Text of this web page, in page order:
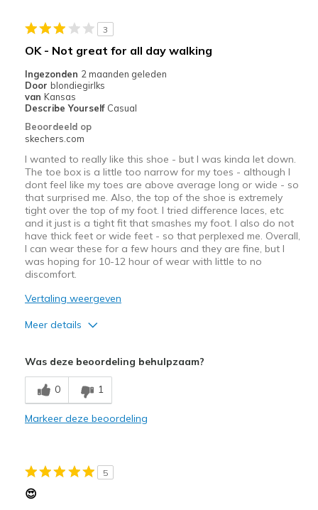
3
OK - Not great for all day walking
Ingezonden 2 maanden geleden
Door blondiegirlks
van Kansas
Describe Yourself Casual
Beoordeeld op
skechers.com
I wanted to really like this shoe - but I was kinda let down.
The toe box is a little too narrow for my toes - although I
dont feel like my toes are above average long or wide - so
that surprised me. Also, the top of the shoe is extremely
tight over the top of my foot. I tried difference laces, etc
and it just is a tight fit that smashes my foot. I also do not
have thick feet or wide feet - so that perplexed me. Overall,
I can wear these for a few hours and they are fine, but I
was hoping for 10-12 hour of wear with little to no
discomfort.
Vertaling weergeven
Meer details
Tight on top of foot
Width
Feels too narrow
Sizing
Was deze beoordeling behulpzaam?
0 1
Markeer deze beoordeling
5
😍